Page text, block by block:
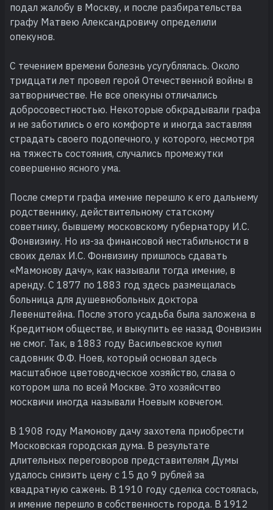
подал жалобу в Москву, и после разбирательства
графу Матвею Александровичу определили
опекунов.
С течением времени болезнь усугублялась. Около
тридцати лет провел герой Отечественной войны в
затворничестве. Не все опекуны отличались
добросовестностью. Некоторые обкрадывали графа
и не заботились о его комфорте и иногда заставляя
страдать своего подопечного, у которого, несмотря
на тяжесть состояния, случались промежутки
совершенно ясного ума.
После смерти графа имение перешло к его дальнему
родственнику, действительному статскому
советнику, бывшему московскому губернатору И.С.
Фонвизину. Но из-за финансовой нестабильности в
своих делах И.С. Фонвизину пришлось сдавать
«Мамонову дачу», как называли тогда имение, в
аренду. С 1877 по 1883 год здесь размещалась
больница для душевнобольных доктора
Левенштейна. После этого усадьба была заложена в
Кредитном обществе, и выкупить ее назад Фонвизин
не смог. Так, в 1883 году Васильевское купил
садовник Ф.Ф. Ноев, который основал здесь
масштабное цветоводческое хозяйство, слава о
котором шла по всей Москве. Это хозяйсчтво
москвичи иногда называли Ноевым ковчегом.
В 1908 году Мамонову дачу захотела приобрести
Московская городская дума. В результате
длительных переговоров представителям Думы
удалось снизить цену с 15 до 9 рублей за
квадратную сажень. В 1910 году сделка состоялась,
и имение перешло в собственность города. В 1912